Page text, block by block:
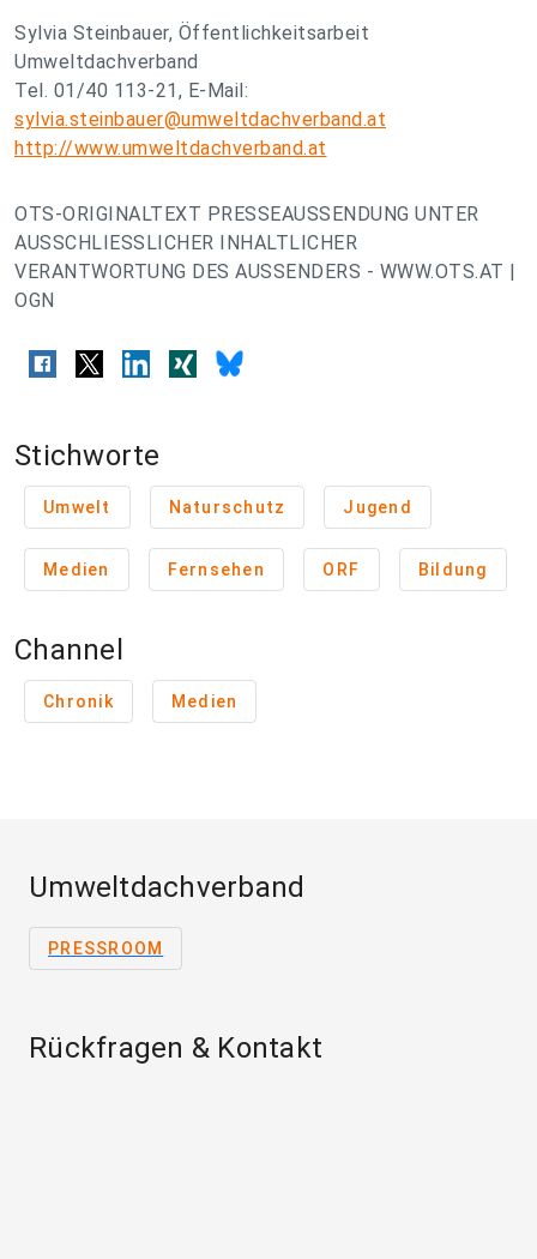
Sylvia Steinbauer, Öffentlichkeitsarbeit
Umweltdachverband
Tel. 01/40 113-21, E-Mail:
sylvia.steinbauer@umweltdachverband.at
http://www.umweltdachverband.at
OTS-ORIGINALTEXT PRESSEAUSSENDUNG UNTER
AUSSCHLIESSLICHER INHALTLICHER
VERANTWORTUNG DES AUSSENDERS - WWW.OTS.AT |
OGN
Stichworte
Umwelt Naturschutz Jugend
Medien Fernsehen ORF Bildung
Channel
Chronik Medien
Umweltdachverband
PRESSROOM
Rückfragen & Kontakt